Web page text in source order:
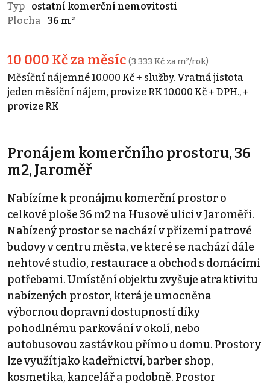
Typ
ostatní komerční nemovitosti
Plocha
36 m²
10 000 Kč za měsíc (3 333 Kč za m²/rok)
Měsíční nájemné 10.000 Kč + služby. Vratná jistota
jeden měsíční nájem, provize RK 10.000 Kč + DPH., +
provize RK
Pronájem komerčního prostoru, 36
m2, Jaroměř
Nabízíme k pronájmu komerční prostor o
celkové ploše 36 m2 na Husově ulici v Jaroměři.
Nabízený prostor se nachází v přízemí patrové
budovy v centru města, ve které se nachází dále
nehtové studio, restaurace a obchod s domácími
potřebami. Umístění objektu zvyšuje atraktivitu
nabízených prostor, která je umocněna
výbornou dopravní dostupností díky
pohodlnému parkování v okolí, nebo
autobusovou zastávkou přímo u domu. Prostory
lze využít jako kadeřnictví, barber shop,
kosmetika, kancelář a podobně. Prostor